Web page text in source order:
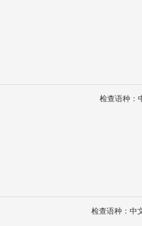
检查语种：
检查语种：中